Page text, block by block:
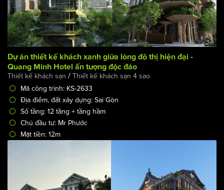
Dự án thiết kế khách xanh giữa lòng đô thị hiện đại -
Quang Minh Hotel ấn tượng độc đáo
Thiết kế khách sạn/Thiết kế khách sạn 4 sao
Mã công trình: KS-2633
Địa điểm, đất xây dựng: Sai Gòn